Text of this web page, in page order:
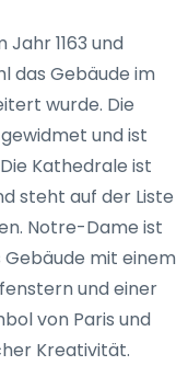
1163 und
das Gebäude im
wurde. Die
und ist
Kathedrale ist
steht auf der Liste
Notre-Dame ist
mit einem
und einer
von Paris und
Kreativität.